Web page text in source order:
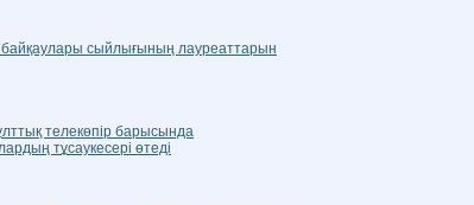
сыйлығының лауреаттарын
телекөпір барысында
тұсаукесері өтеді